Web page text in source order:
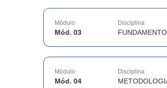
Módulo
Mód. 03
Disciplina
Módulo
Mód. 04
Disciplina